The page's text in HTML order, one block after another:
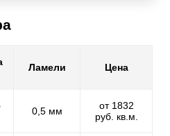
Ламели Цена
0,5 мм
от 1832
руб. кв.м.